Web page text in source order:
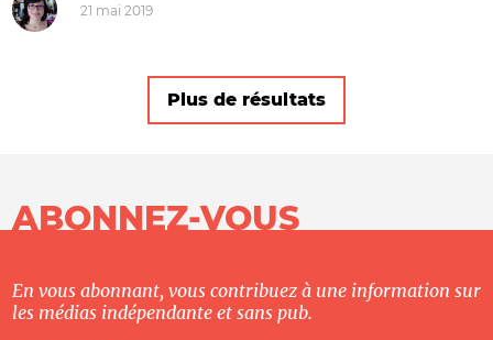
21 mai 2019
Plus de résultats
ABONNEZ-VOUS
En vous abonnant, vous contribuez à une information sur
les médias indépendante et sans pub.